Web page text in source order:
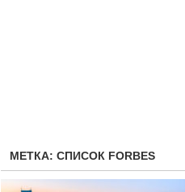
МЕТКА:СПИСОК FORBES